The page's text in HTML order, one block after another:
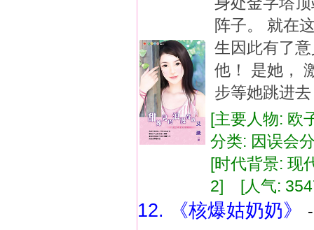
阵子。 就在
生因此有了
他！ 是她，
步等她跳进
[主要人物:
分类: 因误会
[时代背景:
2] [人气:
12. 《核爆姑奶奶》